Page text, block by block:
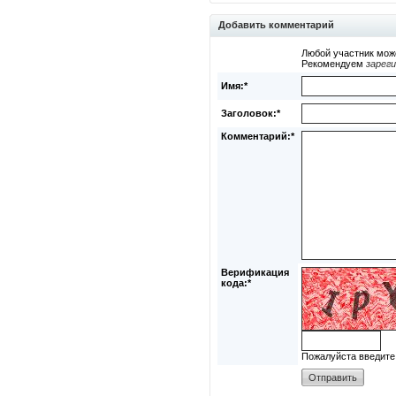
Добавить комментарий
Любой участник
Рекомендуем
Имя:*
Заголовок:*
Комментарий:*
Верификация
кода:*
Пожалуйста